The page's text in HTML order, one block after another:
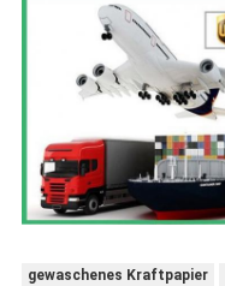
gewaschenes Kraftpapier